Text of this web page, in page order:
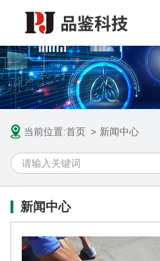
当前位置:首页 新闻中心
新闻中心